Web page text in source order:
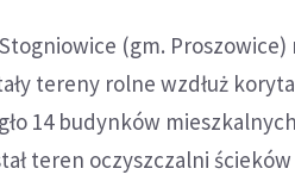
(gm.
tereny rolne wzdłuż
14 budynków
teren oczyszczalni